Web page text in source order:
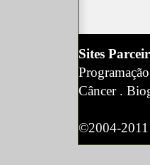
Sites
Programação
Câncer.
©2004-2011